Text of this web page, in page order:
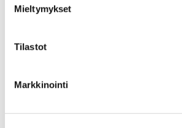
Mieltymykset
Tilastot
Markkinointi